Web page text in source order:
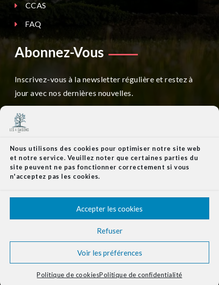
Nous utilisons des cookies pour optimiser notre site web
et notre service. Veuillez noter que certaines parties du
site peuvent ne pas fonctionner correctement si vous
n'acceptez pas les cookies.
Accepter les cookies
Refuser
Voir les préférences
Politique de cookiesPolitique de confidentialité
CCAS
FAQ
Abonnez-Vous
Inscrivez-vous à la newsletter régulière et restez à
jour avec nos dernières nouvelles.
REJOIGNEZ NOTRE NEWSLETTER
Copyright 2024 - Les 4 Saisons | Tous droits réservés
mentions légales
Politique de
confidentialité
Politique de cookies (UE)